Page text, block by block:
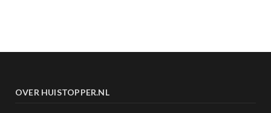
OVER HUISTOPPER.NL